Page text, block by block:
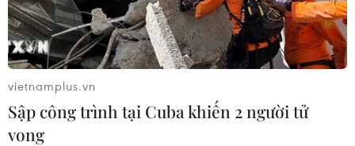
Điều chỉnh dự toán và kế hoạch đầu tư
công nguồn ngân sách trung ương
05/11/2024 14:44
vietnamplus.vn
Sập công trình tại Cuba khiến 2 người tử
vong